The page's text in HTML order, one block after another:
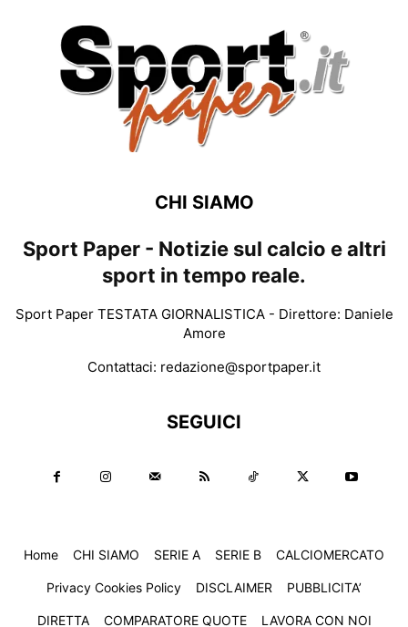
CHI SIAMO
Sport Paper - Notizie sul calcio e altri
sport in tempo reale.
Sport Paper TESTATA GIORNALISTICA - Direttore: Daniele
Amore
Contattaci: redazione@sportpaper.it
SEGUICI
Home CHI SIAMO SERIE A SERIE B CALCIOMERCATO
Privacy Cookies Policy DISCLAIMER PUBBLICITA’
DIRETTA COMPARATORE QUOTE LAVORA CON NOI